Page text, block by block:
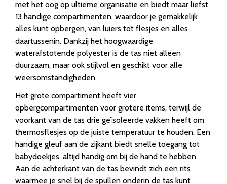
met het oog op ultieme organisatie en biedt maar liefst
13 handige compartimenten, waardoor je gemakkelijk
alles kunt opbergen, van luiers tot flesjes en alles
daartussenin. Dankzij het hoogwaardige
waterafstotende polyester is de tas niet alleen
duurzaam, maar ook stijlvol en geschikt voor alle
weersomstandigheden.
Het grote compartiment heeft vier
opbergcompartimenten voor grotere items, terwijl de
voorkant van de tas drie geïsoleerde vakken heeft om
thermosflesjes op de juiste temperatuur te houden. Een
handige gleuf aan de zijkant biedt snelle toegang tot
babydoekjes, altijd handig om bij de hand te hebben.
Aan de achterkant van de tas bevindt zich een rits
waarmee je snel bij de spullen onderin de tas kunt